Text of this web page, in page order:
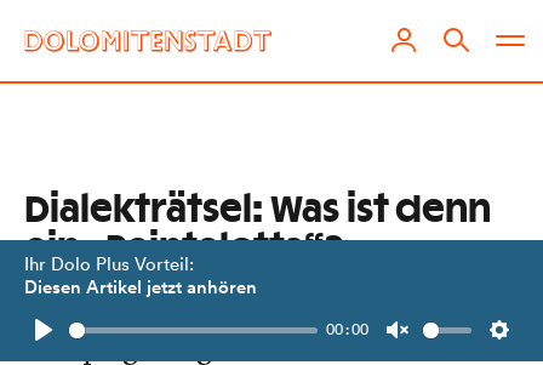
Ihr Dolo Plus Vorteil:
Diesen Artikel jetzt anhören
Play
00:00
Unmute
Dialekträtsel: Was ist denn
ein „Peintelotta“?
Kleiner Tipp: Es geht um die
Vorspiegelung falscher Tatsachen.